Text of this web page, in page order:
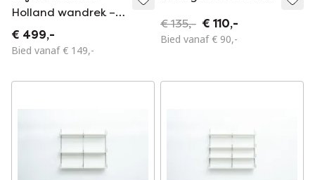
Holland wandrek –
vintage
designklassieker
€ 499,-
Bied vanaf € 149,-
€ 135,- € 110,-
Bied vanaf € 90,-